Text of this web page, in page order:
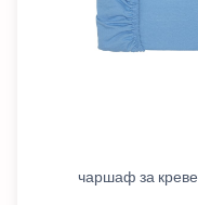
чаршаф за